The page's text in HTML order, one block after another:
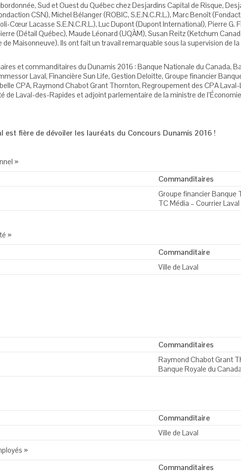
Sud et Ouest du Québec chez Desjardins Capital de Risque,
CSN), Michel Bélanger (ROBIC, S.E.N.C.R.L.), Marc Benoît
Cœur Lacasse S.E.N.C.R.L.), Luc Dupont (Dupont International), Pierre G.
(Détail Québec), Maude Léonard (UQÀM), Susan Reitz (Ketchum
Maisonneuve). Ils ont fait un travail remarquable sous la supervision de
et commanditaires du Dunamis 2016 : Banque Nationale du Canada,
Laval, Financière Sun Life, Gestion Deloitte, Groupe financier
CPA, Raymond Chabot Grant Thornton, Regroupement des CPA
de Laval-des-Rapides et adjoint parlementaire de la ministre de
est fière de dévoiler les lauréats du Concours Dunamis 2016 !
»
Commanditaires
Groupe financier Banque
TC Média – Courrier Laval
»
Commanditaire
Ville de Laval
Commanditaires
Raymond Chabot Grant
Banque Royale du
Commanditaire
Ville de Laval
»
Commanditaires